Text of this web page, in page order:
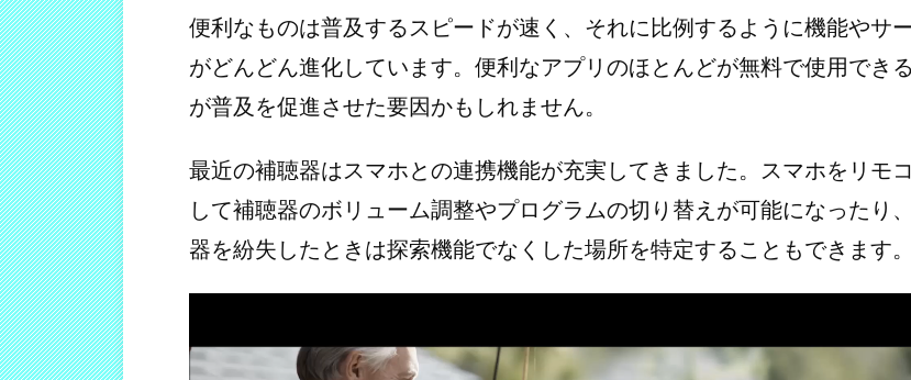
便利なものは普及するスピードが速く、それに比例するように機能やサ
がどんどん進化しています。便利なアプリのほとんどが無料で使用でき
が普及を促進させた要因かもしれません。
最近の補聴器はスマホとの連携機能が充実してきました。スマホをリモ
して補聴器のボリューム調整やプログラムの切り替えが可能になったり
器を紛失したときは探索機能でなくした場所を特定することもできます。